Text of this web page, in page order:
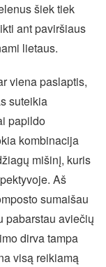
šiek tiek
ant paviršiaus
lietaus.
viena paslaptis,
suteikia
papildo
kombinacija
mišinį, kuris
Aš
sumaišau
pabarstau aviečių
dirva tampa
visą reikiamą